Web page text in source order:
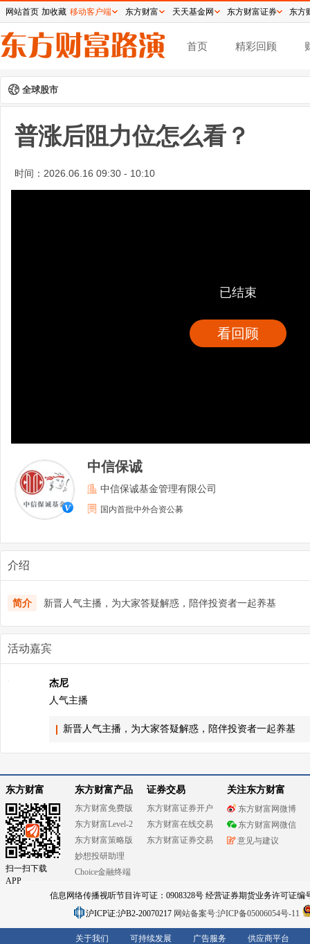
首页 精彩回顾
全球股市
普涨后阻力位怎么看？
时间： 2026.06.16 09:30 - 10:10
已结束
看回顾
中信保诚
中信保诚基金管理有限公司
国内首批中外合资公募
介绍
简介 新晋人气主播，为大家答疑解惑，陪伴投资者一起养基
活动嘉宾
杰尼
人气主播
新晋人气主播，为大家答疑解惑，陪伴投资者一起养基
东方财富
扫一扫下载
APP
东方财富产品
东方财富免费版
东方财富Level-2
东方财富策略版
妙想投研助理
Choice金融终端
证券交易
东方财富证券开户
东方财富在线交易
东方财富证券交易
关注东方财富
东方财富网微博
东方财富网微信
意见与建议
信息网络传播视听节目许可证：0908328号 经营证券期货业务许可证编
沪ICP证:沪B2-20070217 网站备案号:沪ICP备05006054号-11
关于我们 可持续发展 广告服务 供应商平台
网站首页 加收藏 移动客户端 东方财富 天天基金网 东方财富证券 东方